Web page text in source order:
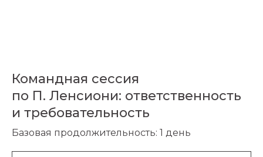
Командная сессия
по П. Ленсиони: ответственность
и требовательность
Базовая продолжительность: 1 день